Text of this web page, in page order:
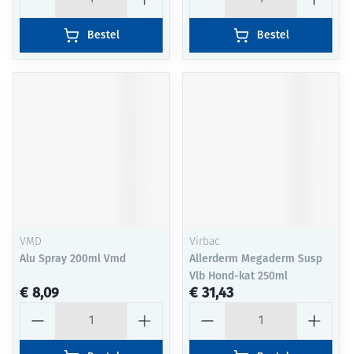
Bestel Bestel
VMD
Alu Spray 200ml Vmd
€ 8,09
Virbac
Allerderm Megaderm Susp
Vlb Hond-kat 250ml
€ 31,43